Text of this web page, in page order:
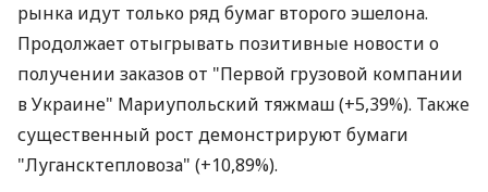
рынка идут только ряд бумаг второго эшелона.
Продолжает отыгрывать позитивные новости о
получении заказов от "Первой грузовой компании
в Украине" Мариупольский тяжмаш (+5,39%). Также
существенный рост демонстрируют бумаги
"Лугансктепловоза" (+10,89%).